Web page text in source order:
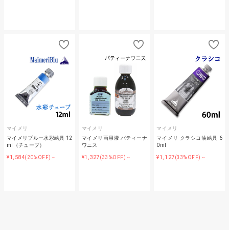
マイメリ
マイメリブルー水彩絵具 12
ml（チューブ）
¥1,584(20%OFF)～
マイメリ
マイメリ画用液 パティーナ
ワニス
¥1,327(33%OFF)～
マイメリ
マイメリ クラシコ油絵具 6
0ml
¥1,127(33%OFF)～